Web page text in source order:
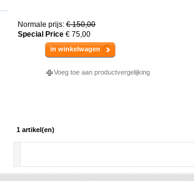
Normale prijs: € 150,00
Special Price € 75,00
in winkelwagen
Voeg toe aan productvergelijking
1 artikel(en)